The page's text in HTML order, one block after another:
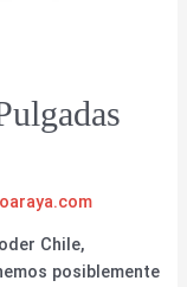
Chile,
posiblemente